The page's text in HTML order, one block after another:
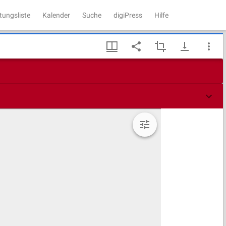
Kalender Suche digiPress Hilfe